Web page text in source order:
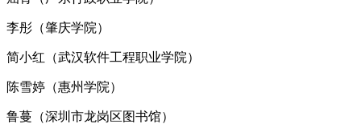
李彤（肇庆学院）
简小红（武汉软件工程职业学院）
陈雪婷（惠州学院）
鲁蔓（深圳市龙岗区图书馆）